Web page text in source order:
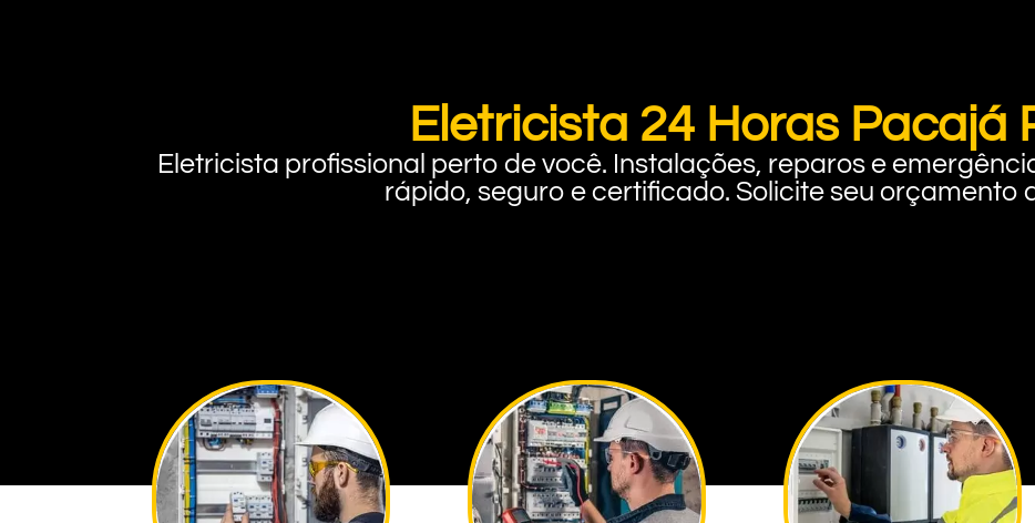
Eletricista 24 Horas Pacajá
Eletricista profissional perto de você. Instalações, reparos e
rápido, seguro e certificado. Solicite seu orçamento